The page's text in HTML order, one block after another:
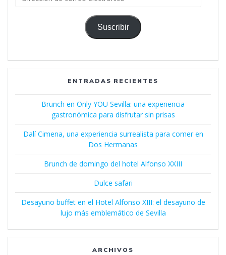
correo
electrónico
Suscribir
ENTRADAS RECIENTES
Brunch en Only YOU Sevilla: una experiencia
gastronómica para disfrutar sin prisas
Dalí Cimena, una experiencia surrealista para comer en
Dos Hermanas
Brunch de domingo del hotel Alfonso XXIII
Dulce safari
Desayuno buffet en el Hotel Alfonso XIII: el desayuno de
lujo más emblemático de Sevilla
ARCHIVOS